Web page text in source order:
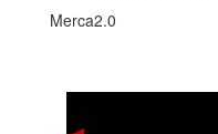
Merca2.0